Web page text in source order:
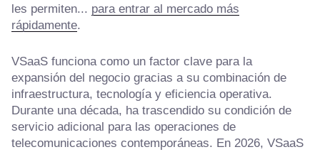
les permiten... para entrar al mercado más
rápidamente.
VSaaS funciona como un factor clave para la
expansión del negocio gracias a su combinación de
infraestructura, tecnología y eficiencia operativa.
Durante una década, ha trascendido su condición de
servicio adicional para las operaciones de
telecomunicaciones contemporáneas. En 2026, VSaaS